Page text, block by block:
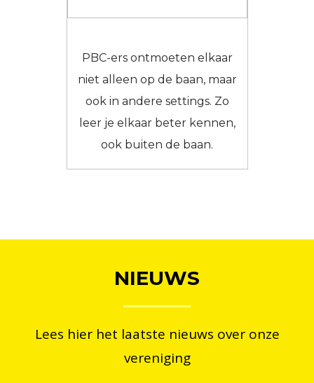
PBC-ers ontmoeten elkaar
niet alleen op de baan, maar
ook in andere settings. Zo
leer je elkaar beter kennen,
ook buiten de baan.
NIEUWS
Lees hier het laatste nieuws over onze
vereniging